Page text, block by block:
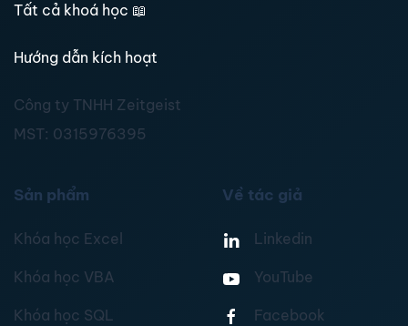
Tất cả khoá học 📖
Hướng dẫn kích hoạt
Công ty TNHH Zeitgeist
MST: 0315976395
Sản phẩm
Khóa học Excel
Khóa học VBA
Khóa học SQL
Về tác giả
Linkedin
YouTube
Facebook